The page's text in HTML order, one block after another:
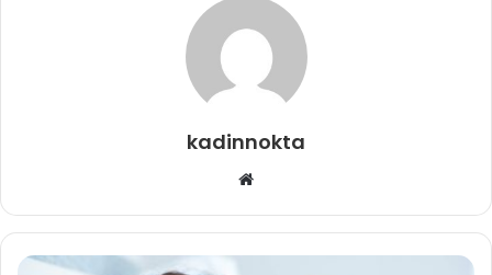
kadinnokta
Web